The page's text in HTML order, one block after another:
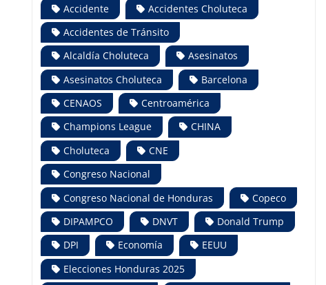
Accidente
Accidentes Choluteca
Accidentes de Tránsito
Alcaldía Choluteca
Asesinatos
Asesinatos Choluteca
Barcelona
CENAOS
Centroamérica
Champions League
CHINA
Choluteca
CNE
Congreso Nacional
Congreso Nacional de Honduras
Copeco
DIPAMPCO
DNVT
Donald Trump
DPI
Economía
EEUU
Elecciones Honduras 2025